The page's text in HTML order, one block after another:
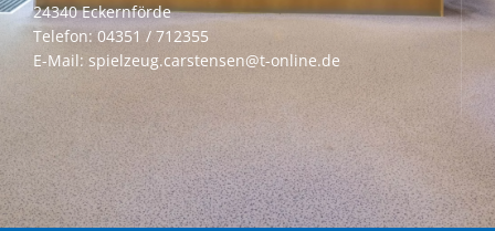
24340 Eckernförde
Telefon: 04351 / 712355
E-Mail: spielzeug.carstensen@t-online.de